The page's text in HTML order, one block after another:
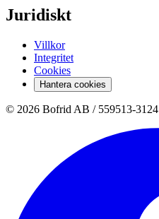
Juridiskt
Villkor
Integritet
Cookies
Hantera cookies
© 2026 Bofrid AB / 559513-3124